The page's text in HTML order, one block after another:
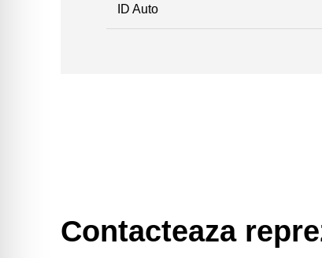
ID Auto
Contacteaza